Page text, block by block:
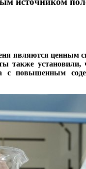
являются
также
с повышенным